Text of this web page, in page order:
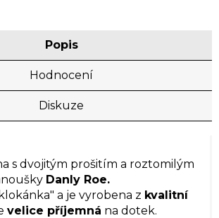
Popis
Hodnocení
Diskuze
s dvojitým prošitím a roztomilým
Danly Roe.
a je vyrobena z kvalitní
velice příjemná na dotek.